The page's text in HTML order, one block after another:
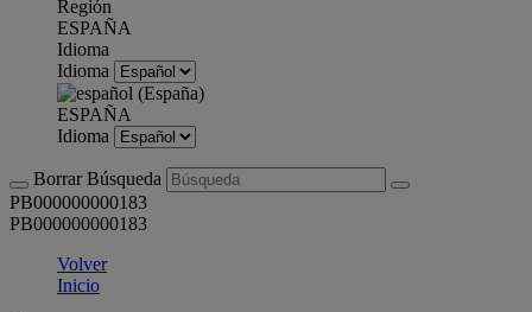
Región
ESPAÑA
Idioma
Idioma
ESPAÑA
Idioma
Borrar Búsqueda
PB000000000183
PB000000000183
Volver
Inicio